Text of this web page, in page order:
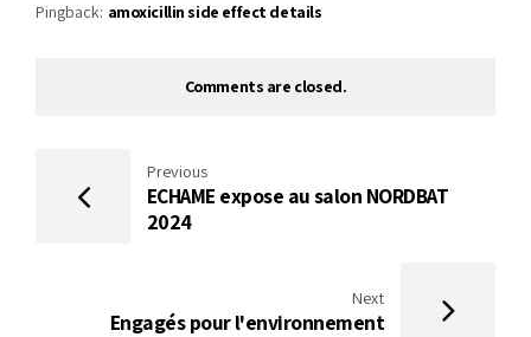
Pingback: amoxicillin side effect details
Comments are closed.
Previous
ECHAME expose au salon NORDBAT
2024
Next
Engagés pour l'environnement